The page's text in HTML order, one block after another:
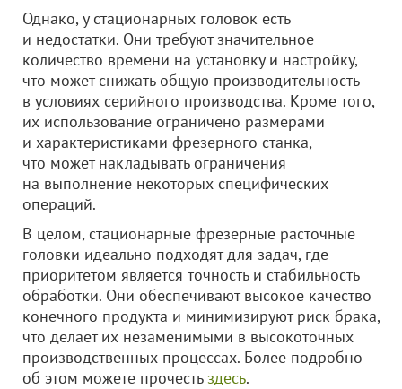
Однако, у стационарных головок есть
и недостатки. Они требуют значительное
количество времени на установку и настройку,
что может снижать общую производительность
в условиях серийного производства. Кроме того,
их использование ограничено размерами
и характеристиками фрезерного станка,
что может накладывать ограничения
на выполнение некоторых специфических
операций.
В целом, стационарные фрезерные расточные
головки идеально подходят для задач, где
приоритетом является точность и стабильность
обработки. Они обеспечивают высокое качество
конечного продукта и минимизируют риск брака,
что делает их незаменимыми в высокоточных
производственных процессах. Более подробно
об этом можете прочестьздесь.